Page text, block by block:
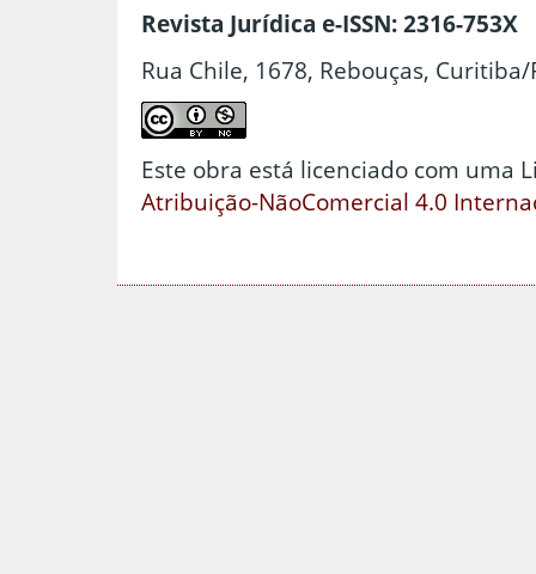
Revista Jurídica e-ISSN: 2316-753X
Rua Chile, 1678, Rebouças, Curitiba/
Este obra está licenciado com uma
Atribuição-NãoComercial 4.0